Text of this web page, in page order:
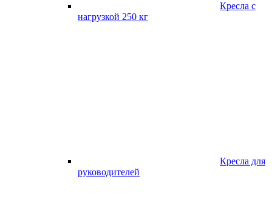
Кресла с
нагрузкой 250 кг
Кресла для
руководителей